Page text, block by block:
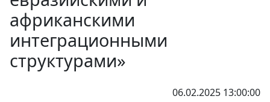
африканскими
интеграционными
структурами»
06.02.2025 13:00:00